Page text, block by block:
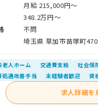
月給 215,000円〜
348.2万円〜
不問
埼玉県 草加市苗塚町470
老人ホーム 交通費支給 社会保
処遇改善手当
未経験者歓迎 資
求人詳細を